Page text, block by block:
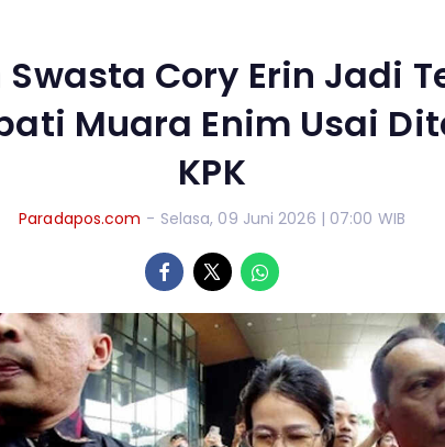
Cory Erin Jadi
Muara Enim Usai
KPK
Paradapos.com - Selasa, 09 Juni 2026 | 07:00 WIB